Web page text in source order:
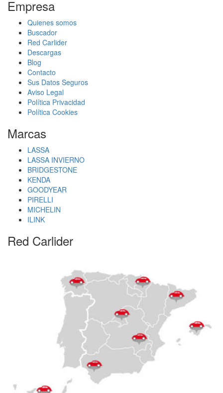
Empresa
Quienes somos
Buscador
Red Carlider
Descargas
Blog
Contacto
Sus Datos Seguros
Aviso Legal
Política Privacidad
Política Cookies
Marcas
LASSA
LASSA INVIERNO
BRIDGESTONE
KENDA
GOODYEAR
PIRELLI
MICHELIN
ILINK
Red Carlider